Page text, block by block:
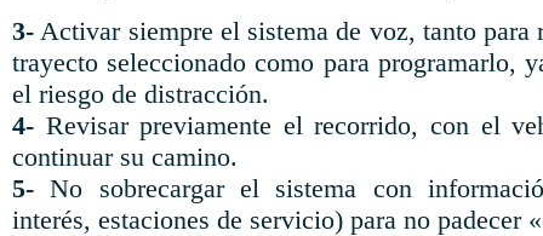
3- Activar siempre el sistema de voz, tanto
trayecto seleccionado como para programarlo,
el riesgo de distracción.
4- Revisar previamente el recorrido, con el
continuar su camino.
5- No sobrecargar el sistema con
interés, estaciones de servicio) para no padecer